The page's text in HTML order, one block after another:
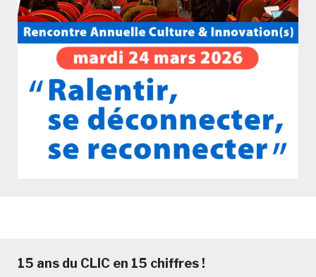
15 ans du CLIC en 15 chiffres !